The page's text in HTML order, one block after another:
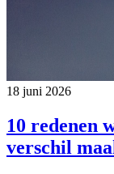
18 juni 2026
10 redenen
verschil